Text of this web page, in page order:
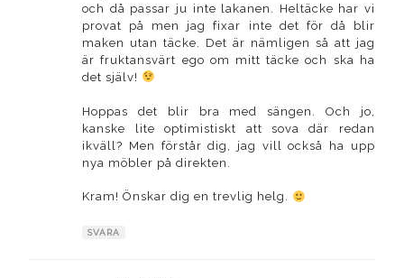
och då passar ju inte lakanen. Heltäcke har vi
provat på men jag fixar inte det för då blir
maken utan täcke. Det är nämligen så att jag
är fruktansvärt ego om mitt täcke och ska ha
det själv!
Hoppas det blir bra med sängen. Och jo,
kanske lite optimistiskt att sova där redan
ikväll? Men förstår dig, jag vill också ha upp
nya möbler på direkten.
Kram! Önskar dig en trevlig helg.
SVARA